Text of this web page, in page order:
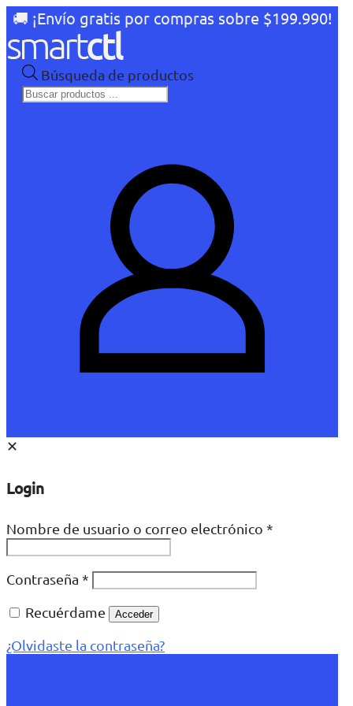
🚚 ¡Envío gratis por compras sobre $199.990!
Búsqueda de productos
✕
Login
Nombre de usuario o correo electrónico *
Contraseña *
Recuérdame
Acceder
¿Olvidaste la contraseña?